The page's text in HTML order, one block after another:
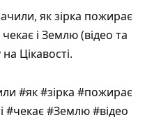
як зірка пожирає
і Землю (відео та
на Цікавості.
#як #зірка #пожирає
#чекає #Землю #відео